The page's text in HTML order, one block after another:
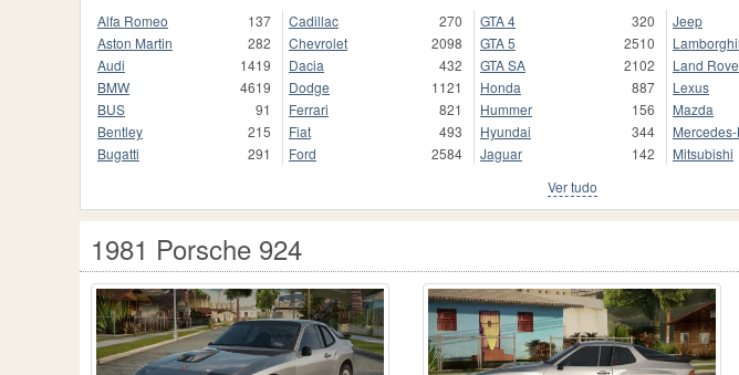
Alfa Romeo
137
Aston Martin
282
Audi
1419
BMW
4619
BUS
91
Bentley
215
Bugatti
291
Cadillac
270
Chevrolet
2098
Dacia
432
Dodge
1121
Ferrari
821
Fiat
493
Ford
2584
GTA 4
320
GTA 5
2510
GTA SA
2102
Honda
887
Hummer
156
Hyundai
344
Jaguar
142
Jeep
Land
Lexus
Mazda
Mitsubishi
Ver tudo
1981 Porsche 924